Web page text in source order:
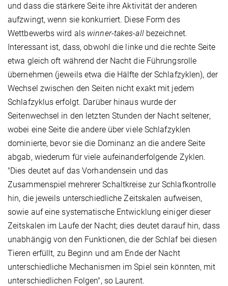
und dass die stärkere Seite ihre Aktivität der anderen
aufzwingt, wenn sie konkurriert. Diese Form des
Wettbewerbs wird als winner-takes-allbezeichnet.
Interessant ist, dass, obwohl die linke und die rechte Seite
etwa gleich oft während der Nacht die Führungsrolle
übernehmen (jeweils etwa die Hälfte der Schlafzyklen), der
Wechsel zwischen den Seiten nicht exakt mit jedem
Schlafzyklus erfolgt. Darüber hinaus wurde der
Seitenwechsel in den letzten Stunden der Nacht seltener,
wobei eine Seite die andere über viele Schlafzyklen
dominierte, bevor sie die Dominanz an die andere Seite
abgab, wiederum für viele aufeinanderfolgende Zyklen.
"Dies deutet auf das Vorhandensein und das
Zusammenspiel mehrerer Schaltkreise zur Schlafkontrolle
hin, die jeweils unterschiedliche Zeitskalen aufweisen,
sowie auf eine systematische Entwicklung einiger dieser
Zeitskalen im Laufe der Nacht; dies deutet darauf hin, dass
unabhängig von den Funktionen, die der Schlaf bei diesen
Tieren erfüllt, zu Beginn und am Ende der Nacht
unterschiedliche Mechanismen im Spiel sein könnten, mit
unterschiedlichen Folgen", so Laurent.